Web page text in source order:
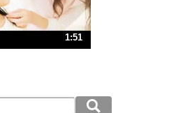
とかなるもの。
30の方法
人は、怒りを優しさで表現する。
1:51